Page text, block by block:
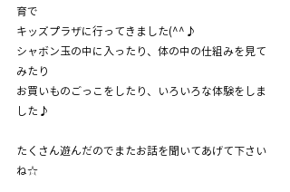
育で
キッズプラザに行ってきました(^^♪
シャボン玉の中に入ったり、体の中の仕組みを見て
みたり
お買いものごっこをしたり、いろいろな体験をしま
した♪
たくさん遊んだのでまたお話を聞いてあげて下さい
ね☆